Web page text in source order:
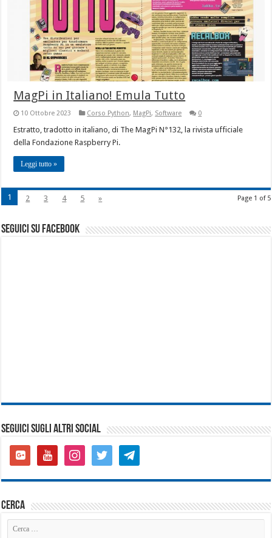
MagPi in Italiano! Emula Tutto
10 Ottobre 2023 Corso Python, MagPi, Software 0
Estratto, tradotto in italiano, di The MagPi N°132, la rivista ufficiale
della Fondazione Raspberry Pi.
Leggi tutto »
Page 1 of 5
1 2 3 4 5 »
seguici su facebook
SEGUICI SUGLI ALTRI SOCIAL
google-
plus-
youtubeinstagramtwitter telegram
cerca